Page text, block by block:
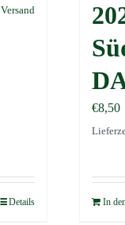
Versand
Details
€8,50
In